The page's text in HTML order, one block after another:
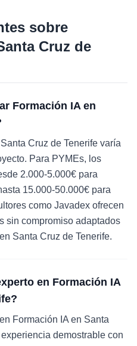
sobre
Cruz de
Formación IA en
Cruz de Tenerife varía
Para PYMEs, los
2.000-5.000€ para
15.000-50.000€ para
como Javadex ofrecen
sin compromiso adaptados
Santa Cruz de Tenerife.
en Formación IA
Formación IA en Santa
demostrable con